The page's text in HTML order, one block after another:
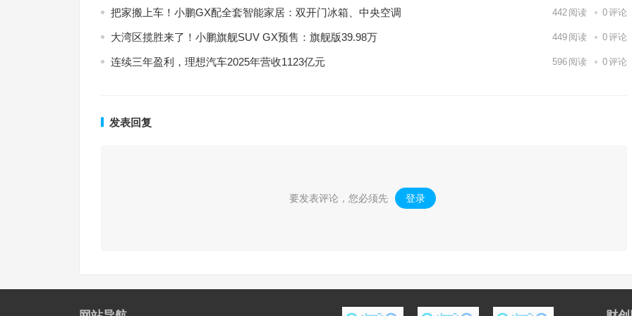
把家搬上车！小鹏GX配全套智能家居：双开门冰箱、中央空调 442 阅读 0评论
大湾区揽胜来了！小鹏旗舰SUV GX预售：旗舰版39.98万 449 阅读 0评论
连续三年盈利，理想汽车2025年营收1123亿元 596 阅读 0评论
发表回复
要发表评论，您必须先 登录 。